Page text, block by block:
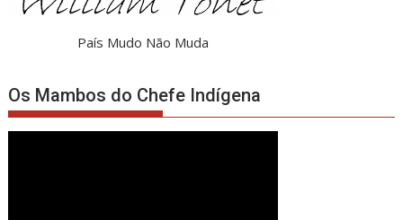
País Mudo Não Muda
Os Mambos do Chefe Indígena